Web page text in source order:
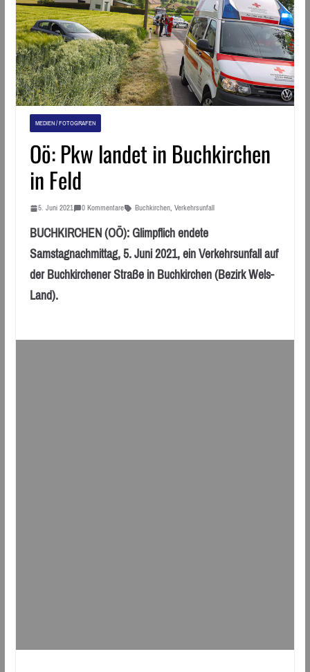
MEDIEN / FOTOGRAFEN
Oö: Pkw landet in Buchkirchen
in Feld
5. Juni 2021 0 Kommentare Buchkirchen, Verkehrsunfall
BUCHKIRCHEN (OÖ): Glimpflich endete
Samstagnachmittag, 5. Juni 2021, ein Verkehrsunfall auf
der Buchkirchener Straße in Buchkirchen (Bezirk Wels-
Land).